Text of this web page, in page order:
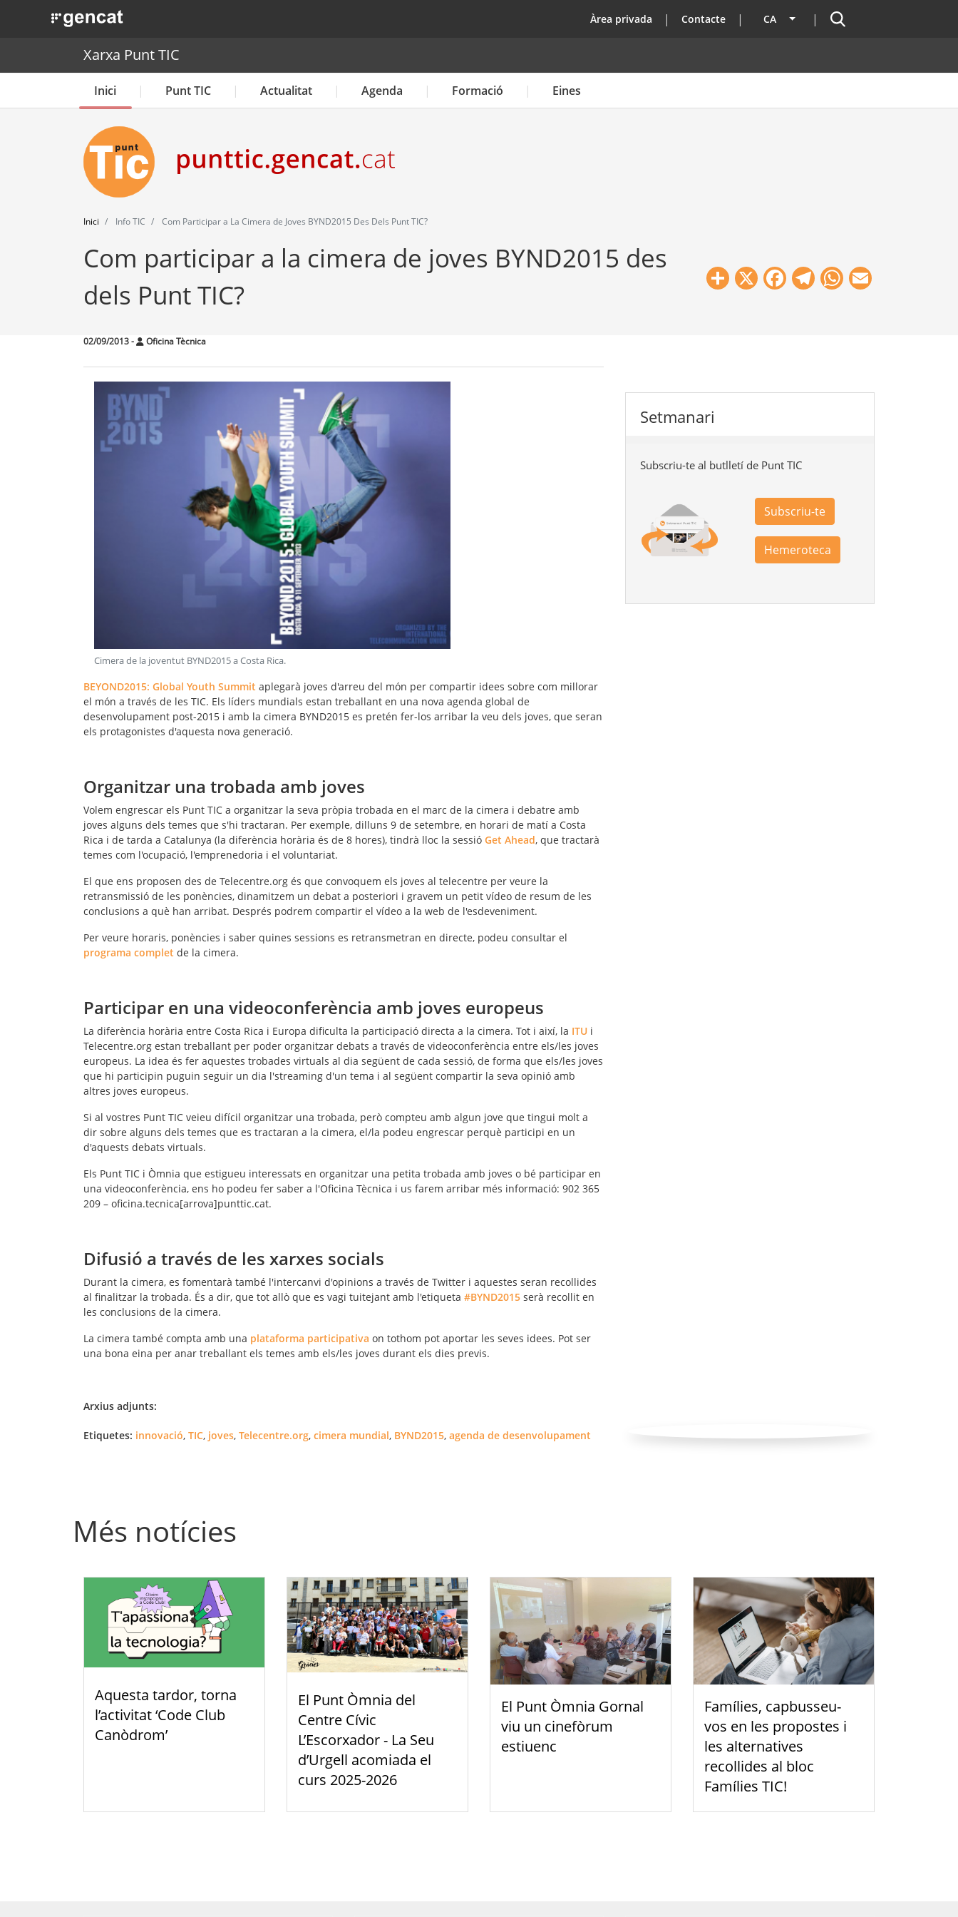
. Obre en una nova finestra. top
Àrea privada Contacte CA Llista les accions addicionals
Cercador
Xarxa Punt TIC
Inici Punt TIC Actualitat Agenda Formació Eines
Inici Info TIC Com Participar a La Cimera de Joves BYND2015 Des Dels Punt TIC?
Com participar a la cimera de joves BYND2015 des
dels Punt TIC?
Share
X Facebook
Telegram
WhatsApp
02/09/2013- Oficina Tècnica
Cimera de la joventut BYND2015 a Costa Rica.
BEYOND2015: Global Youth Summit aplegarà joves d'arreu del món per compartir idees sobre com millorar
el món a través de les TIC. Els líders mundials estan treballant en una nova agenda global de
desenvolupament post-2015 i amb la cimera BYND2015 es pretén fer-los arribar la veu dels joves, que seran
els protagonistes d'aquesta nova generació.
Organitzar una trobada amb joves
Volem engrescar els Punt TIC a organitzar la seva pròpia trobada en el marc de la cimera i debatre amb
joves alguns dels temes que s'hi tractaran. Per exemple, dilluns 9 de setembre, en horari de matí a Costa
Rica i de tarda a Catalunya (la diferència horària és de 8 hores), tindrà lloc la sessió Get Ahead, que tractarà
temes com l'ocupació, l'emprenedoria i el voluntariat.
El que ens proposen des de Telecentre.org és que convoquem els joves al telecentre per veure la
retransmissió de les ponències, dinamitzem un debat a posteriori i gravem un petit vídeo de resum de les
conclusions a què han arribat. Després podrem compartir el vídeo a la web de l'esdeveniment.
Per veure horaris, ponències i saber quines sessions es retransmetran en directe, podeu consultar el
programa complet de la cimera.
Participar en una videoconferència amb joves europeus
La diferència horària entre Costa Rica i Europa dificulta la participació directa a la cimera. Tot i així, la ITU i
Telecentre.org estan treballant per poder organitzar debats a través de videoconferència entre els/les joves
europeus. La idea és fer aquestes trobades virtuals al dia següent de cada sessió, de forma que els/les joves
que hi participin puguin seguir un dia l'streaming d'un tema i al següent compartir la seva opinió amb
altres joves europeus.
Si al vostres Punt TIC veieu difícil organitzar una trobada, però compteu amb algun jove que tingui molt a
dir sobre alguns dels temes que es tractaran a la cimera, el/la podeu engrescar perquè participi en un
d'aquests debats virtuals.
Els Punt TIC i Òmnia que estigueu interessats en organitzar una petita trobada amb joves o bé participar en
una videoconferència, ens ho podeu fer saber a l'Oficina Tècnica i us farem arribar més informació: 902 365
209 – oficina.tecnica[arrova]punttic.cat.
Difusió a través de les xarxes socials
Durant la cimera, es fomentarà també l'intercanvi d'opinions a través de Twitter i aquestes seran recollides
al finalitzar la trobada. És a dir, que tot allò que es vagi tuitejant amb l'etiqueta #BYND2015 serà recollit en
les conclusions de la cimera.
La cimera també compta amb una plataforma participativa on tothom pot aportar les seves idees. Pot ser
una bona eina per anar treballant els temes amb els/les joves durant els dies previs.
Arxius adjunts:
Etiquetes: innovació, TIC, joves, Telecentre.org, cimera mundial, BYND2015, agenda de desenvolupament
Setmanari
Subscriu-te al butlletí de Punt TIC
Subscriu-te
Hemeroteca
Més notícies
Aquesta tardor, torna
l’activitat ‘Code Club
Canòdrom’
El Punt Òmnia del
Centre Cívic
L’Escorxador - La Seu
d’Urgell acomiada el
curs 2025-2026
El Punt Òmnia Gornal
viu un cinefòrum
estiuenc
Famílies, capbusseu-
vos en les propostes i
les alternatives
recollides al bloc
Famílies TIC!